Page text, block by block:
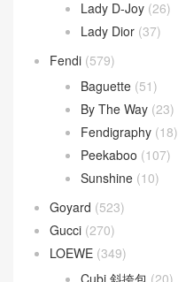
30 Montaigne(9)
Dior Bobby(4)
Dior Book Tote
Dior Caro (15)
Dior Groove
(1)
Dior Saddle
(1)
DIOR TOUJOURS
Lady D-Joy(26)
Fendi (579)
Baguette
By The Way (23)